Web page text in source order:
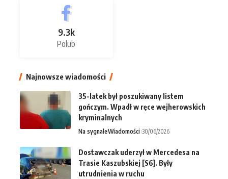
9.3k
Polub
Najnowsze wiadomości
35-latek był poszukiwany listem
gończym. Wpadł w ręce wejherowskich
kryminalnych
Na sygnaleWiadomości 30/06/2026
Dostawczak uderzył w Mercedesa na
Trasie Kaszubskiej [S6]. Były
utrudnienia w ruchu